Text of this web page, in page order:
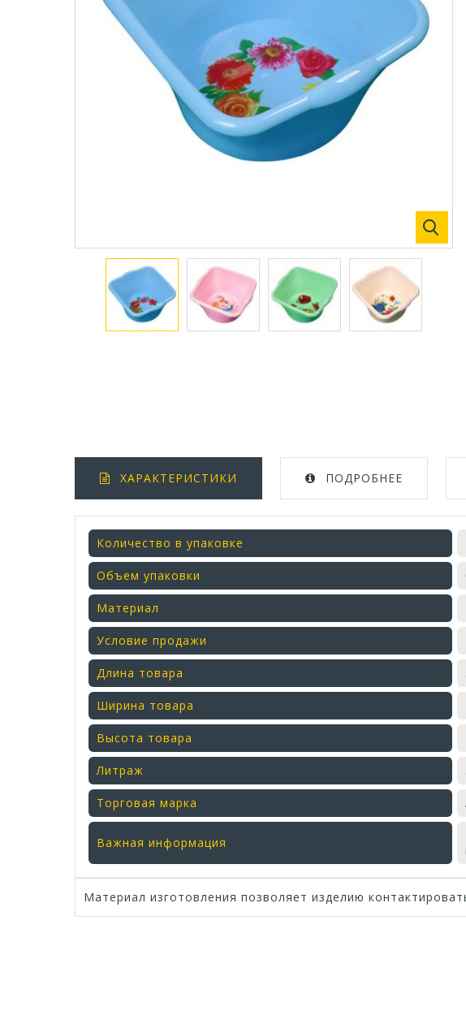
ХАРАКТЕРИСТИКИ ПОДРОБНЕЕ
Количество в упаковке
Объем упаковки
Материал
Условие продажи
Длина товара
Ширина товара
Высота товара
Литраж
Торговая марка
Важная информация
Материал изготовления позволяет изделию